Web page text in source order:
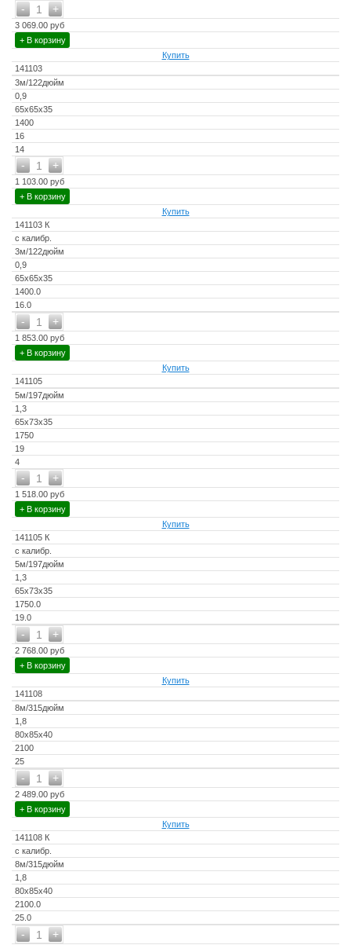
+
- 1
3 069.00 руб
+ В корзину
Купить
141103
3м/122дюйм
0,9
65x65x35
1400
16
14
+
- 1
1 103.00 руб
+ В корзину
Купить
141103 К
с калибр.
3м/122дюйм
0,9
65x65x35
1400.0
16.0
+
- 1
1 853.00 руб
+ В корзину
Купить
141105
5м/197дюйм
1,3
65x73x35
1750
19
4
+
- 1
1 518.00 руб
+ В корзину
Купить
141105 К
с калибр.
5м/197дюйм
1,3
65x73x35
1750.0
19.0
+
- 1
2 768.00 руб
+ В корзину
Купить
141108
8м/315дюйм
1,8
80x85x40
2100
25
+
- 1
2 489.00 руб
+ В корзину
Купить
141108 К
с калибр.
8м/315дюйм
1,8
80x85x40
2100.0
25.0
+
- 1